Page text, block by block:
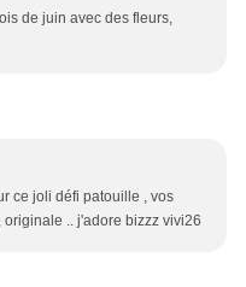
de juin avec des fleurs,
ce joli défi patouille , vos
.. j'adore bizzz vivi26